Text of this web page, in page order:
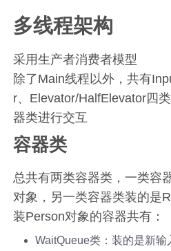
多线程架构
采用生产者消费者模型
除了Main线程以外，共有
r、Elevator/HalfElevator四
器类进行交互
容器类
总共有两类容器类，一类容
对象，另一类容器类装的是
装Person对象的容器共有：
WaitQueue类：装的是新